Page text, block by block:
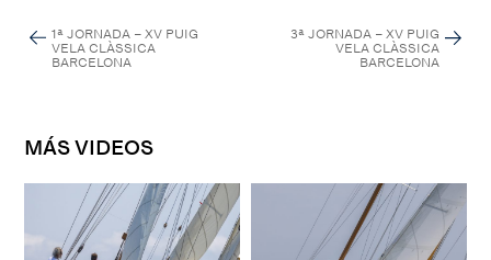
1ª JORNADA – XV PUIG
VELA CLÀSSICA
BARCELONA
3ª JORNADA – XV PUIG
VELA CLÀSSICA
BARCELONA
MÁS VIDEOS